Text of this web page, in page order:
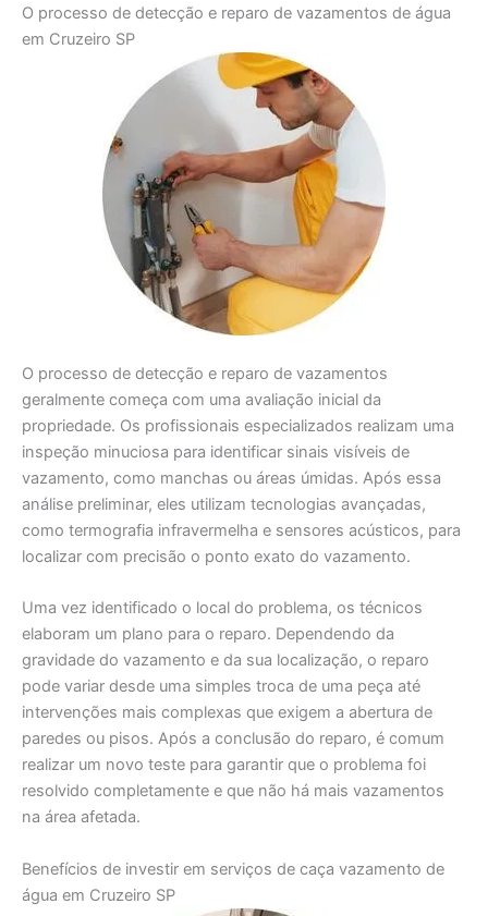
O processo de detecção e reparo de vazamentos de água
em Cruzeiro SP
O processo de detecção e reparo de vazamentos
geralmente começa com uma avaliação inicial da
propriedade. Os profissionais especializados realizam uma
inspeção minuciosa para identificar sinais visíveis de
vazamento, como manchas ou áreas úmidas. Após essa
análise preliminar, eles utilizam tecnologias avançadas,
como termografia infravermelha e sensores acústicos, para
localizar com precisão o ponto exato do vazamento.
Uma vez identificado o local do problema, os técnicos
elaboram um plano para o reparo. Dependendo da
gravidade do vazamento e da sua localização, o reparo
pode variar desde uma simples troca de uma peça até
intervenções mais complexas que exigem a abertura de
paredes ou pisos. Após a conclusão do reparo, é comum
realizar um novo teste para garantir que o problema foi
resolvido completamente e que não há mais vazamentos
na área afetada.
Benefícios de investir em serviços de caça vazamento de
água em Cruzeiro SP